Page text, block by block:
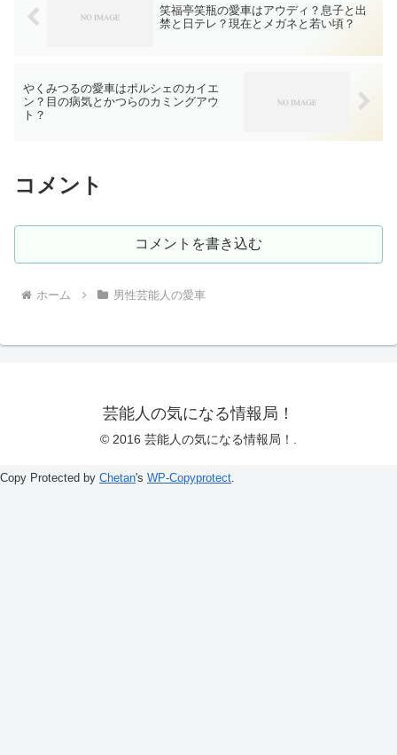
笑福亭笑瓶の愛車はアウディ？息子と出
禁と日テレ？現在とメガネと若い頃？
やくみつるの愛車はポルシェのカイエ
ン？目の病気とかつらのカミングアウ
ト？
コメント
コメントを書き込む
ホーム 男性芸能人の愛車
芸能人の気になる情報局！
© 2016 芸能人の気になる情報局！.
Copy Protected by Chetan's WP-Copyprotect.